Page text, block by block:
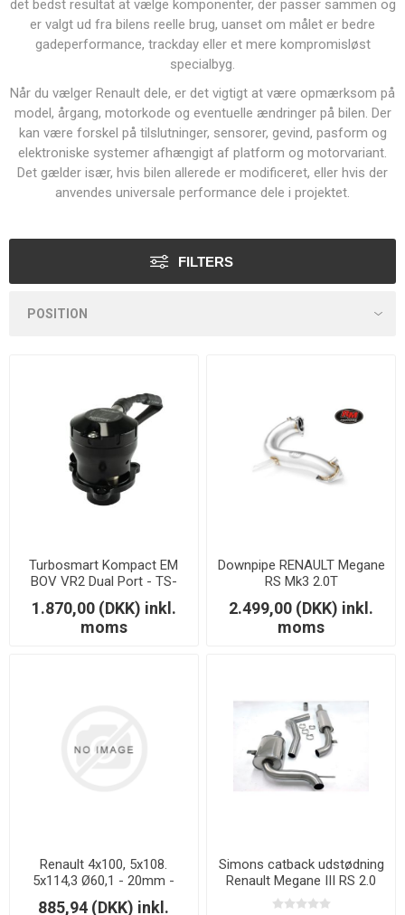
det bedst resultat at vælge komponenter, der passer sammen og
er valgt ud fra bilens reelle brug, uanset om målet er bedre
gadeperformance, trackday eller et mere kompromisløst
specialbyg.
Når du vælger Renault dele, er det vigtigt at være opmærksom på
model, årgang, motorkode og eventuelle ændringer på bilen. Der
kan være forskel på tilslutninger, sensorer, gevind, pasform og
elektroniske systemer afhængigt af platform og motorvariant.
Det gælder især, hvis bilen allerede er modificeret, eller hvis der
anvendes universale performance dele i projektet.
FILTERS
Turbosmart Kompact EM
BOV VR2 Dual Port - TS-
0223-1066
1.870,00 (DKK) inkl.
moms
Downpipe RENAULT Megane
RS Mk3 2.0T
2.499,00 (DKK) inkl.
moms
Renault 4x100, 5x108.
5x114,3 Ø60,1 - 20mm -
Performance
885,94 (DKK) inkl.
Simons catback udstødning
Renault Megane III RS 2.0
Turbo